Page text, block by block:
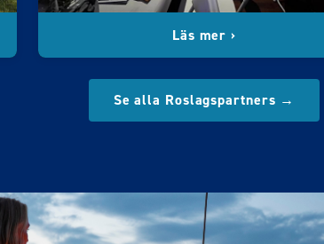
Läs mer ›
Se alla Roslagspartners →